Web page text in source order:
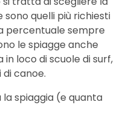
sono quelli più richiesti
percentuale sempre
le spiagge anche
loco di scuole di surf,
canoe.
la spiaggia (e quanta